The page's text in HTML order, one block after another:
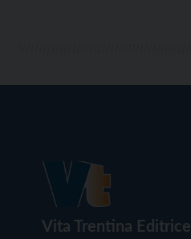
Vita Trentina Editrice